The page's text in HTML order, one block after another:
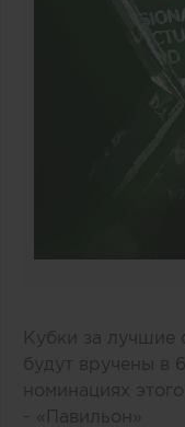
Кубки за лучшие
будут вручены в
номинациях этого
- «Павильон»